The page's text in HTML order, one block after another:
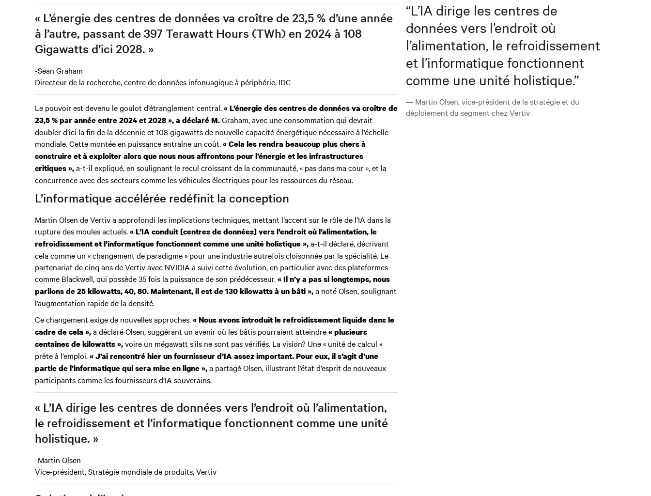
« L’énergie des centres de données va croître de 23,5 % d’une année
à l’autre, passant de 397 Terawatt Hours (TWh) en 2024 à 108
Gigawatts d’ici 2028. »
-Sean Graham
Directeur de la recherche, centre de données infonuagique à périphérie, IDC
Le pouvoir est devenu le goulot d’étranglement central.« L’énergie des centres de données va croître de
23,5 % par année entre 2024 et 2028 », a déclaré M.Graham, avec une consommation qui devrait
doubler d’ici la fin de la décennie et 108 gigawatts de nouvelle capacité énergétique nécessaire à l’échelle
mondiale. Cette montée en puissance entraîne un coût.« Cela les rendra beaucoup plus chers à
construire et à exploiter alors que nous nous affrontons pour l’énergie et les infrastructures
critiques »,a-t-il expliqué, en soulignant le recul croissant de la communauté, « pas dans ma cour », et la
concurrence avec des secteurs comme les véhicules électriques pour les ressources du réseau.
L’informatique accélérée redéfinit la conception
Martin Olsen de Vertiv a approfondi les implications techniques, mettant l’accent sur le rôle de l’IA dans la
rupture des moules actuels.« L’IA conduit [centres de données] vers l’endroit où l’alimentation, le
refroidissement et l’informatique fonctionnent comme une unité holistique »,a-t-il déclaré, décrivant
cela comme un « changement de paradigme » pour une industrie autrefois cloisonnée par la spécialité. Le
partenariat de cinq ans de Vertiv avec NVIDIA a suivi cette évolution, en particulier avec des plateformes
comme Blackwell, qui possède 35 fois la puissance de son prédécesseur.« Il n’y a pas si longtemps, nous
parlions de 25 kilowatts, 40, 80. Maintenant, il est de 130 kilowatts à un bâti »,a noté Olsen, soulignant
l’augmentation rapide de la densité.
Ce changement exige de nouvelles approches.« Nous avons introduit le refroidissement liquide dans le
cadre de cela »,a déclaré Olsen, suggérant un avenir où les bâtis pourraient atteindre« plusieurs
centaines de kilowatts »,voire un mégawatt s’ils ne sont pas vérifiés. La vision? Une « unité de calcul »
prête à l’emploi.« J’ai rencontré hier un fournisseur d’IA assez important. Pour eux, il s’agit d’une
partie de l’informatique qui sera mise en ligne »,a partagé Olsen, illustrant l’état d’esprit de nouveaux
participants comme les fournisseurs d’IA souverains.
« L’IA dirige les centres de données vers l’endroit où l’alimentation,
le refroidissement et l’informatique fonctionnent comme une unité
holistique. »
-Martin Olsen
Vice-président, Stratégie mondiale de produits, Vertiv
“L’IA dirige les centres de
données vers l’endroit où
l’alimentation, le refroidissement
et l’informatique fonctionnent
comme une unité holistique.”
— Martin Olsen, vice-président de la stratégie et du
déploiement du segment chez Vertiv